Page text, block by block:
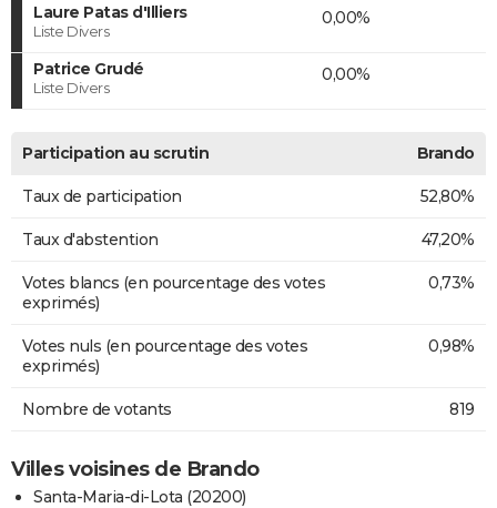
Laure Patas d'Illiers
Liste Divers
0,00%
Patrice Grudé
Liste Divers
0,00%
Participation au scrutin Brando
Taux de participation 52,80%
Taux d'abstention 47,20%
Votes blancs (en pourcentage des votes
exprimés)
0,73%
Votes nuls (en pourcentage des votes
exprimés)
0,98%
Nombre de votants 819
Villes voisines de Brando
Santa-Maria-di-Lota (20200)